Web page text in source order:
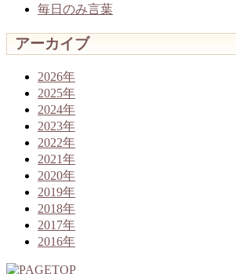
毎日のみ言葉
アーカイブ
2026年
2025年
2024年
2023年
2022年
2021年
2020年
2019年
2018年
2017年
2016年